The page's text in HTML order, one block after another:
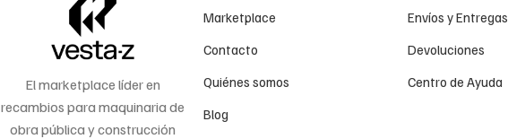
El marketplace líder en
recambios para maquinaria de
obra pública y construcción
Marketplace
Contacto
Quiénes somos
Blog
Envíos y Entregas
Devoluciones
Centro de Ayuda